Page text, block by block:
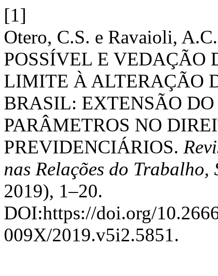
[1]
Otero, C.S. e Ravaioli,
POSSÍVEL E VEDAÇÃO
LIMITE À ALTERAÇÃO
BRASIL: EXTENSÃO
PARÂMETROS NO
PREVIDENCIÁRIOS.
nas Relações do
2019), 1–20.
DOI:https://doi.org/
009X/2019.v5i2.5851.